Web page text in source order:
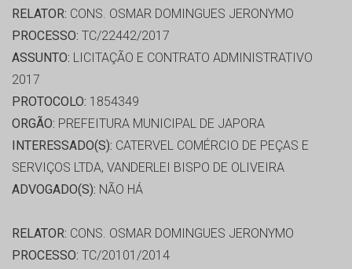
RELATOR: CONS. OSMAR DOMINGUES JERONYMO
PROCESSO: TC/22442/2017
ASSUNTO: LICITAÇÃO E CONTRATO ADMINISTRATIVO
2017
PROTOCOLO: 1854349
ORGÃO: PREFEITURA MUNICIPAL DE JAPORA
INTERESSADO(S): CATERVEL COMÉRCIO DE PEÇAS E
SERVIÇOS LTDA, VANDERLEI BISPO DE OLIVEIRA
ADVOGADO(S): NÃO HÁ
RELATOR: CONS. OSMAR DOMINGUES JERONYMO
PROCESSO: TC/20101/2014